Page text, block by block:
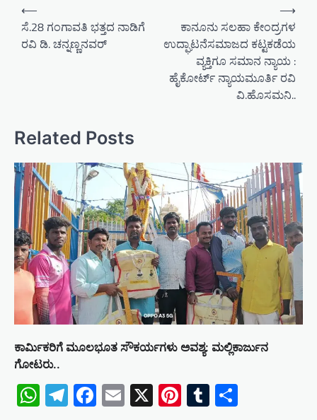
v
i
g
a
t
i
o
n
⟵
ಸೆ.28 ಗಂಗಾವತಿ ಭತ್ತದ ನಾಡಿಗೆ
ರವಿ ಡಿ. ಚನ್ನಣ್ಣನವರ್
ಕಾನೂನು ಸಲಹಾ ಕೇಂದ್ರಗಳ
ಉದ್ಘಾಟನೆಸಮಾಜದ ಕಟ್ಟಕಡೆಯ
ವ್ಯಕ್ತಿಗೂ ಸಮಾನ ನ್ಯಾಯ :
ಹೈಕೋರ್ಟ್ ನ್ಯಾಯಮೂರ್ತಿ ರವಿ
ವಿ.ಹೊಸಮನಿ..
⟶
Related Posts
ಕಾರ್ಮಿಕರಿಗೆ ಮೂಲಭೂತ ಸೌಕರ್ಯಗಳು ಅವಶ್ಯ: ಮಲ್ಲಿಕಾರ್ಜುನ
ಗೋಟರು..
WhatsApp
Telegram
Facebook
Email
X Pinterest
Tumblr